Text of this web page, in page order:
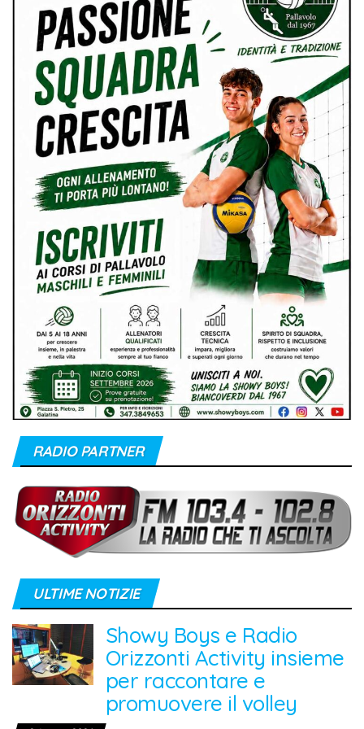
RADIO PARTNER
ULTIME NOTIZIE
Showy Boys e Radio
Orizzonti Activity insieme
per raccontare e
promuovere il volley